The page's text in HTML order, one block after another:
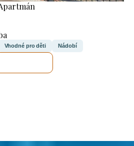
Vhodné pro děti Nádobí